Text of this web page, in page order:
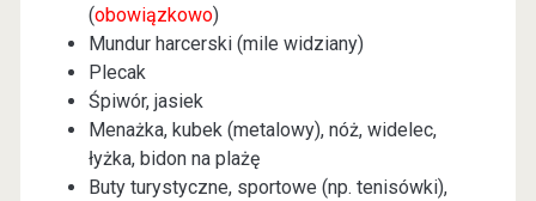
(obowiązkowo)
Mundur harcerski (mile widziany)
Plecak
Śpiwór, jasiek
Menażka, kubek (metalowy), nóż, widelec,
łyżka, bidon na plażę
Buty turystyczne, sportowe (np. tenisówki),